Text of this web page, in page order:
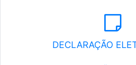
DECLARAÇÃO